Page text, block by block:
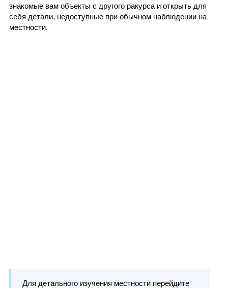
знакомые вам объекты с другого ракурса и открыть для
себя детали, недоступные при обычном наблюдении на
местности.
Для детального изучения местности перейдите